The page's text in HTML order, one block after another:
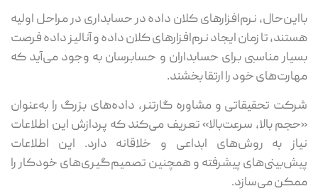
نرم‌افزارهای کلان داده در حسابداری در مراحل اولیه
تا زمان ایجاد نرم‌افزارهای کلان داده و آنالیز داده فرصت
مناسبی برای حسابداران و حسابرسان به وجود می‌آید که
خود را ارتقا بخشند.
تحقیقاتی و مشاوره گارتنر، داده‌های بزرگ را به‌عنوان
بالا، سرعت‌بالا» تعریف می‌کند که پردازش این اطلاعات
به روش‌های ابداعی و خلاقانه دارد. این اطلاعات
پیشرفته و همچنین تصمیم‌گیری‌های خودکار را
می‌سازد.